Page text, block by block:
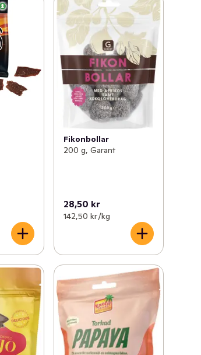
Fikonbollar
200 g, Garant
28,50 kr
142,50 kr /kg